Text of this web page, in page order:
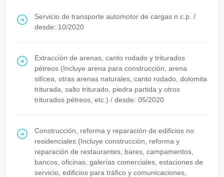
Servicio de transporte automotor de cargas n.c.p. /
desde: 10/2020
Extracción de arenas, canto rodado y triturados
pétreos (Incluye arena para construcción, arena
silícea, otras arenas naturales, canto rodado, dolomita
triturada, salto triturado, piedra partida y otros
triturados pétreos, etc.) / desde: 05/2020
Construcción, reforma y reparación de edificios no
residenciales (Incluye construcción, reforma y
reparación de restaurantes, bares, campamentos,
bancos, oficinas, galerías comerciales, estaciones de
servicio, edificios para tráfico y comunicaciones,